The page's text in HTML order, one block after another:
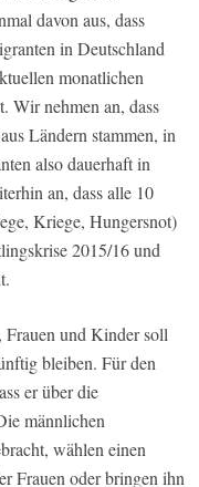
davon aus, dass
in Deutschland
monatlichen
Wir nehmen an, dass
Ländern stammen, in
also dauerhaft in
an, dass alle 10
Kriege, Hungersnot)
2015/16 und
und Kinder soll
bleiben. Für den
er über die
männlichen
wählen einen
Frauen oder bringen ihn